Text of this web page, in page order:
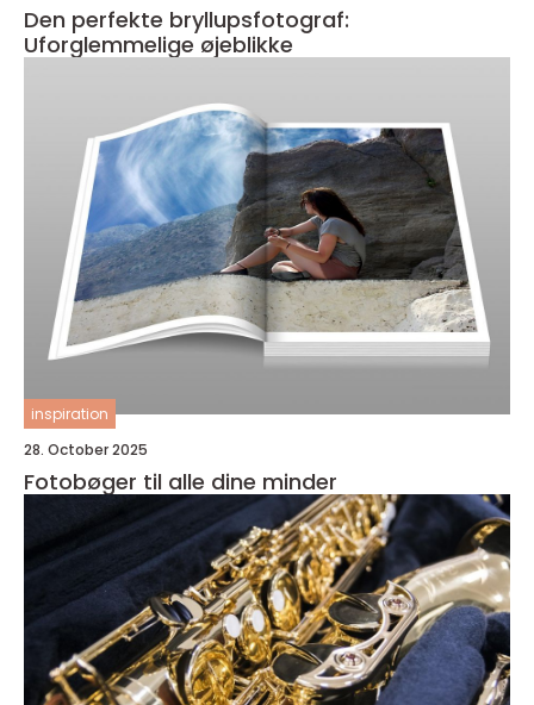
Den perfekte bryllupsfotograf:
Uforglemmelige øjeblikke
inspiration
28. October 2025
Fotobøger til alle dine minder